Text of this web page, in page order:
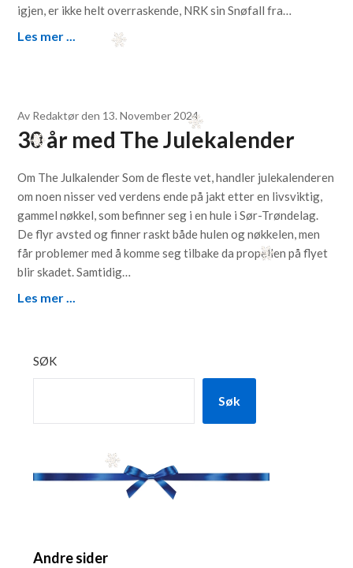
igjen, er ikke helt overraskende, NRK sin Snøfall fra…
Les mer ...
Av Redaktørden 13. November 2024
30 år med The Julekalender
Om The Julkalender Som de fleste vet, handler julekalenderen
om noen nisser ved verdens ende på jakt etter en livsviktig,
gammel nøkkel, som befinner seg i en hule i Sør-Trøndelag.
De flyr avsted og finner raskt både hulen og nøkkelen, men
får problemer med å komme seg tilbake da propellen på flyet
blir skadet. Samtidig…
Les mer ...
SØK
Søk
Andre sider